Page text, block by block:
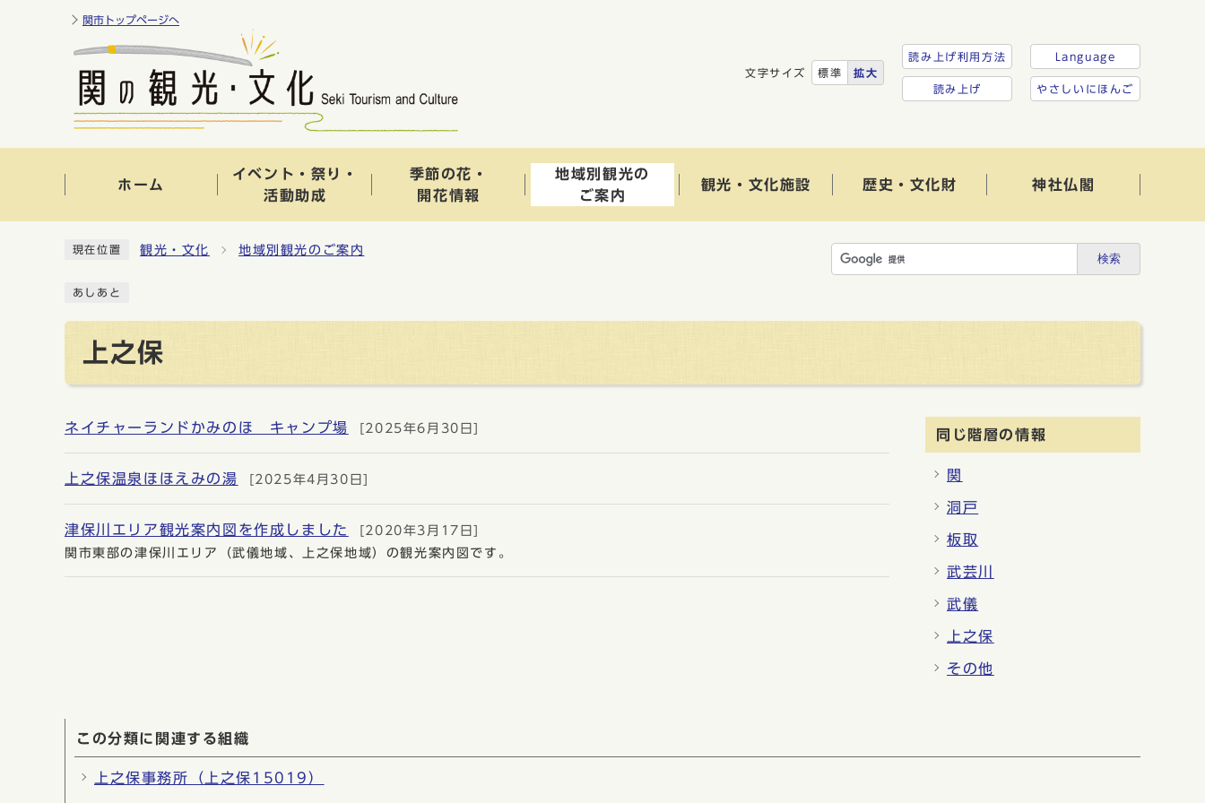
関市トップページへ
文字サイズ 標準 拡大
読み上げ利用方法
読み上げ
Language
やさしいにほんご
ホーム
イベント・祭り・
活動助成
季節の花・
開花情報
地域別観光の
ご案内
観光・文化施設 歴史・文化財 神社仏閣
検索
現在位置 観光・文化 地域別観光のご案内
あしあと
上之保
ネイチャーランドかみのほ キャンプ場 [2025年6月30日]
上之保温泉ほほえみの湯 [2025年4月30日]
津保川エリア観光案内図を作成しました
[2020年3月17日]
関市東部の津保川エリア（武儀地域、上之保地域）の観光案内図です。
同じ階層の情報
関
洞戸
板取
武芸川
武儀
上之保
その他
この分類に関連する組織
上之保事務所（上之保15019）